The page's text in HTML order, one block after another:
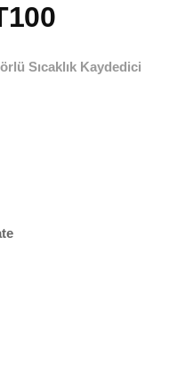
Sıcaklık Kaydedici